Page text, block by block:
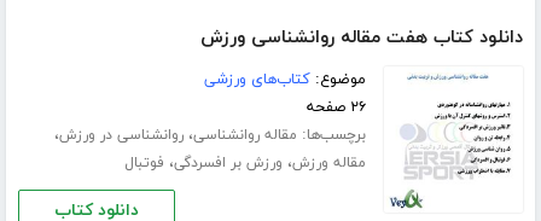
دانلود کتاب هفت مقاله روانشناسی ورزش
موضوع:کتاب‌های ورزشی
۲۶ صفحه
برچسب‌ها: مقاله روانشناسی،روانشناسی در ورزش،
مقاله ورزش، ورزش بر افسردگی، فوتبال
دانلود کتاب